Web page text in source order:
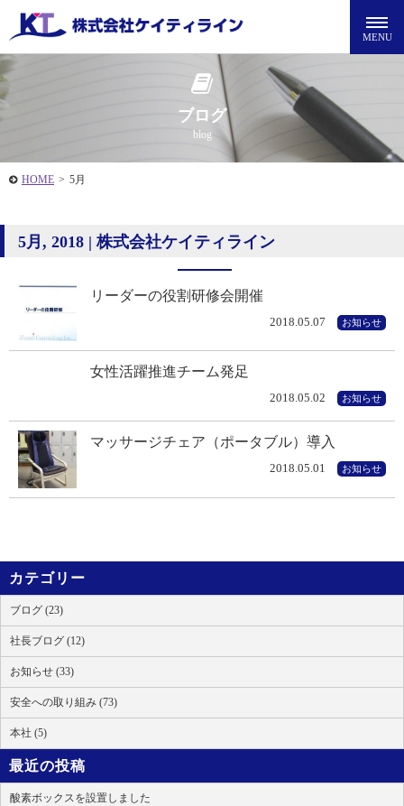
ブログ
blog
HOME > 5月
5月, 2018 | 株式会社ケイティライン
リーダーの役割研修会開催
2018.05.07 お知らせ
女性活躍推進チーム発足
2018.05.02 お知らせ
マッサージチェア（ポータブル）導入
2018.05.01 お知らせ
カテゴリー
ブログ (23)
社長ブログ (12)
お知らせ (33)
安全への取り組み (73)
本社 (5)
最近の投稿
酸素ボックスを設置しました